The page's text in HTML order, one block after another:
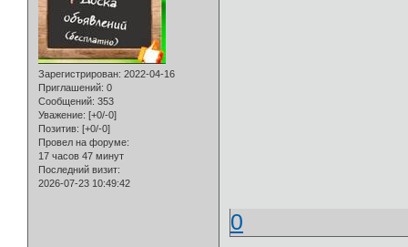
Зарегистрирован: 2022-04-16
Приглашений: 0
Сообщений: 353
Уважение: [+0/-0]
Позитив: [+0/-0]
Провел на форуме:
17 часов 47 минут
Последний визит:
2026-07-23 10:49:42
0